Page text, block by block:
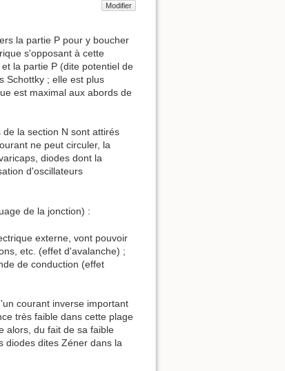
Modifier
la partie P pour y boucher
s'opposant à cette
la partie P (dite potentiel de
Schottky ; elle est plus
est maximal aux abords de
la section N sont attirés
ne peut circuler, la
diodes dont la
d'oscillateurs
de la jonction) :
externe, vont pouvoir
etc. (effet d'avalanche) ;
de conduction (effet
courant inverse important
très faible dans cette plage
alors, du fait de sa faible
diodes dites Zéner dans la